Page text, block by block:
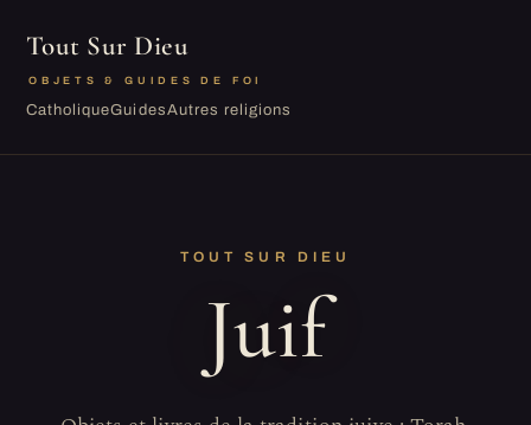
Tout Sur Dieu
OBJETS & GUIDES DE FOI
CatholiqueGuidesAutres religions
TOUT SUR DIEU
Juif